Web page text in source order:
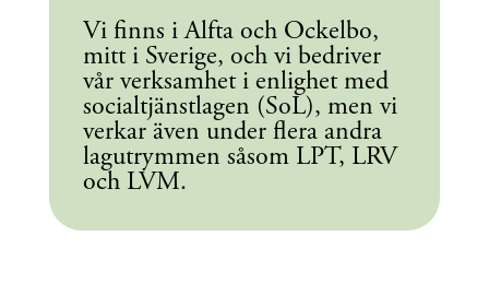
Vi finns i Alfta och Ockelbo,
mitt i Sverige, och vi bedriver
vår verksamhet i enlighet med
socialtjänstlagen (SoL), men vi
verkar även under flera andra
lagutrymmen såsom LPT, LRV
och LVM.